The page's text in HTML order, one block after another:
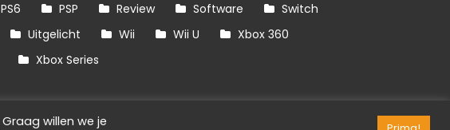
PS6 PSP Review Software
Switch
Uitgelicht Wii Wii U
Xbox 360
Xbox Series
willen we je